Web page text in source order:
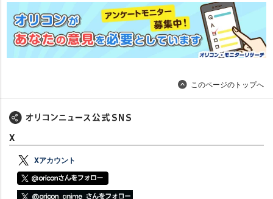
このページのトップへ
X
Xアカウント